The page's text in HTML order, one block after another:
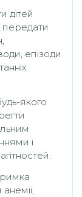
дітей
передати
епізоди
якого
і